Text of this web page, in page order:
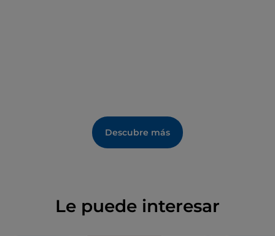
Descubre más
Le puede interesar